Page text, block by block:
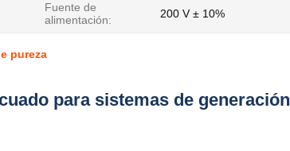
Fuente de
alimentación:
200 V ± 10%
pureza
para sistemas de generación